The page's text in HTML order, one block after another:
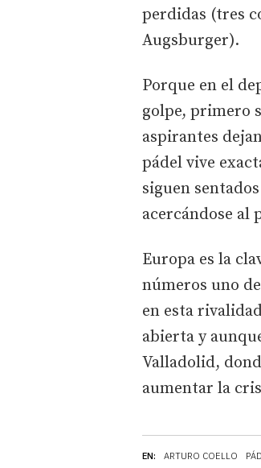
EN: ARTURO COELLO
perdidas (tres
Augsburger).
Porque en el
golpe, primero
aspirantes
pádel vive
siguen
acercándose al
Europa es la
números uno
en esta
abierta y
Valladolid,
aumentar la